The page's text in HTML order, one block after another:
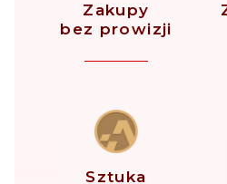
Zakupy
bez prowizji
Sztuka